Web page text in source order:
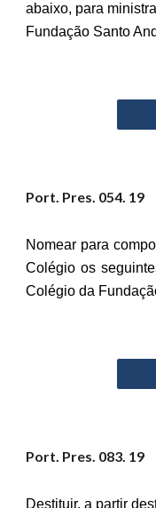
abaixo, para
Fundação Santo
Port. Pres. 054. 19
Nomear para
Colégio os
Colégio da
Port. Pres. 083. 19
Destituir, a partir